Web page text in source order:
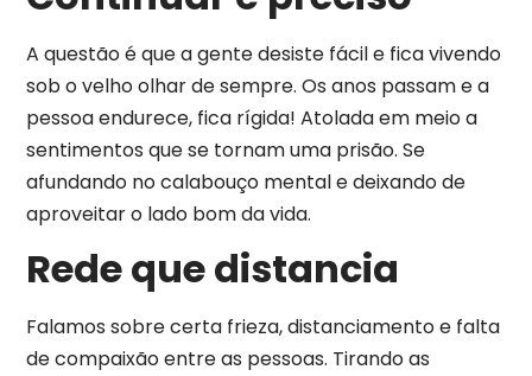
A questão é que a gente desiste fácil e fica vivendo
sob o velho olhar de sempre. Os anos passam e a
pessoa endurece, fica rígida! Atolada em meio a
sentimentos que se tornam uma prisão. Se
afundando no calabouço mental e deixando de
aproveitar o lado bom da vida.
Rede que distancia
Falamos sobre certa frieza, distanciamento e falta
de compaixão entre as pessoas. Tirando as